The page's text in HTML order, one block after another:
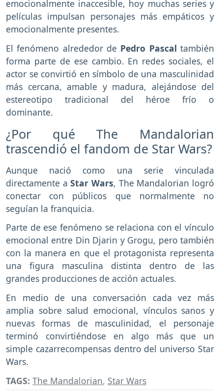
emocionalmente inaccesible, hoy muchas series y
películas impulsan personajes más empáticos y
emocionalmente presentes.
El fenómeno alrededor de Pedro Pascaltambién
forma parte de ese cambio. En redes sociales, el
actor se convirtió en símbolo de una masculinidad
más cercana, amable y madura, alejándose del
estereotipo tradicional del héroe frío o
dominante.
¿Por qué The Mandalorian
trascendió el fandom de Star Wars?
Aunque nació como una serie vinculada
directamente aStar Wars, The Mandalorian logró
conectar con públicos que normalmente no
seguían la franquicia.
Parte de ese fenómeno se relaciona con el vínculo
emocional entre Din Djarin y Grogu, pero también
con la manera en que el protagonista representa
una figura masculina distinta dentro de las
grandes producciones de acción actuales.
En medio de una conversación cada vez más
amplia sobre salud emocional, vínculos sanos y
nuevas formas de masculinidad, el personaje
terminó convirtiéndose en algo más que un
simple cazarrecompensas dentro del universo Star
Wars.
TAGS: The Mandalorian, Star Wars